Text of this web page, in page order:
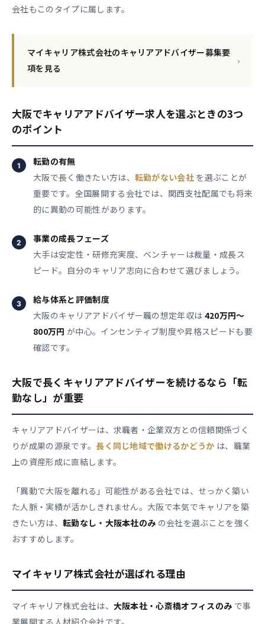
会社もこのタイプに属します。
マイキャリア株式会社のキャリアアドバイザー募集要
項を見る
›
大阪でキャリアアドバイザー求人を選ぶときの3つ
のポイント
転勤の有無
大阪で長く働きたい方は、 転勤がない会社 を選ぶことが
重要です。全国展開する会社では、関西支社配属でも将来
的に異動の可能性があります。
事業の成長フェーズ
大手は安定性・研修充実度、ベンチャーは裁量・成長ス
ピード。自分のキャリア志向に合わせて選びましょう。
給与体系と評価制度
大阪のキャリアアドバイザー職の想定年収は 420万円〜
800万円 が中心。インセンティブ制度や昇格スピードも要
確認です。
大阪で長くキャリアアドバイザーを続けるなら「転
勤なし」が重要
キャリアアドバイザーは、求職者・企業双方との信頼関係づく
りが成果の源泉です。長く同じ地域で働けるかどうか は、職業
上の資産形成に直結します。
「異動で大阪を離れる」可能性がある会社では、せっかく築い
た人脈・実績が活かしきれません。大阪で本気でキャリアを築
きたい方は、 転勤なし・大阪本社のみ の会社を選ぶことを強く
おすすめします。
マイキャリア株式会社が選ばれる理由
マイキャリア株式会社は、 大阪本社・心斎橋オフィスのみ で事